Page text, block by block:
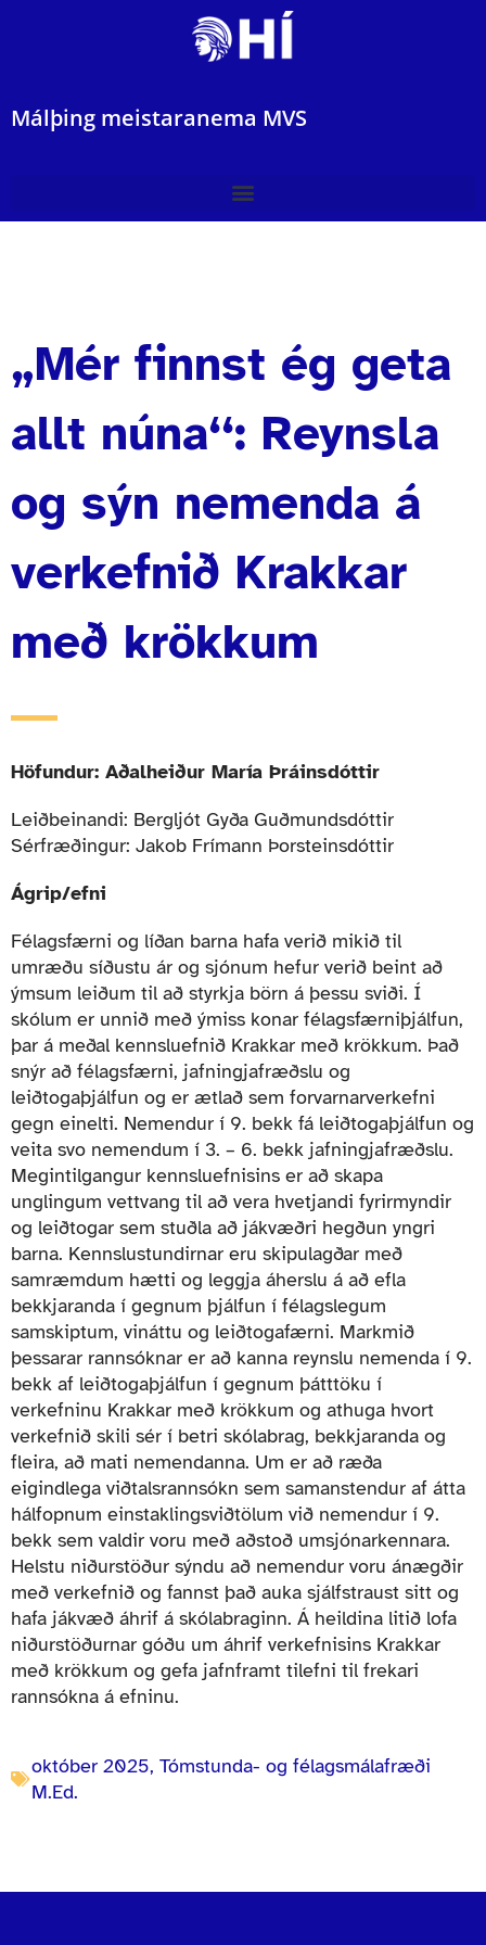
Málþing meistaranema MVS
„Mér finnst ég geta
allt núna‘‘: Reynsla
og sýn nemenda á
verkefnið Krakkar
með krökkum
Höfundur: Aðalheiður María Þráinsdóttir
Leiðbeinandi: Bergljót Gyða Guðmundsdóttir
Sérfræðingur: Jakob Frímann Þorsteinsdóttir
Ágrip/efni
Félagsfærni og líðan barna hafa verið mikið til
umræðu síðustu ár og sjónum hefur verið beint að
ýmsum leiðum til að styrkja börn á þessu sviði. Í
skólum er unnið með ýmiss konar félagsfærniþjálfun,
þar á meðal kennsluefnið Krakkar með krökkum. Það
snýr að félagsfærni, jafningjafræðslu og
leiðtogaþjálfun og er ætlað sem forvarnarverkefni
gegn einelti. Nemendur í 9. bekk fá leiðtogaþjálfun og
veita svo nemendum í 3. – 6. bekk jafningjafræðslu.
Megintilgangur kennsluefnisins er að skapa
unglingum vettvang til að vera hvetjandi fyrirmyndir
og leiðtogar sem stuðla að jákvæðri hegðun yngri
barna. Kennslustundirnar eru skipulagðar með
samræmdum hætti og leggja áherslu á að efla
bekkjaranda í gegnum þjálfun í félagslegum
samskiptum, vináttu og leiðtogafærni. Markmið
þessarar rannsóknar er að kanna reynslu nemenda í 9.
bekk af leiðtogaþjálfun í gegnum þátttöku í
verkefninu Krakkar með krökkum og athuga hvort
verkefnið skili sér í betri skólabrag, bekkjaranda og
fleira, að mati nemendanna. Um er að ræða
eigindlega viðtalsrannsókn sem samanstendur af átta
hálfopnum einstaklingsviðtölum við nemendur í 9.
bekk sem valdir voru með aðstoð umsjónarkennara.
Helstu niðurstöður sýndu að nemendur voru ánægðir
með verkefnið og fannst það auka sjálfstraust sitt og
hafa jákvæð áhrif á skólabraginn. Á heildina litið lofa
niðurstöðurnar góðu um áhrif verkefnisins Krakkar
með krökkum og gefa jafnframt tilefni til frekari
rannsókna á efninu.
október 2025, Tómstunda- og félagsmálafræði
M.Ed.